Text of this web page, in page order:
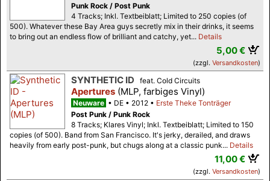
Punk Rock / Post Punk
4 Tracks; Inkl. Textbeiblatt; Limited to 250 copies (of
500). Whatever these Bay Area guys secretly mix in their drinks, it seems
to bring out an endless flow of brilliant and catchy, yet... Details
5,00 €
(zzgl. Versandkosten)
SYNTHETIC ID feat. Cold Circuits
Apertures (MLP, farbiges Vinyl)
Neuware DE 2012
Erste Theke Tonträger
Post Punk / Punk Rock
8 Tracks; Klares Vinyl; Inkl. Textbeiblatt; Limited to 150
copies (of 500). Band from San Francisco. It's jerky, derailed, and draws
heavily from early post-punk, but chugs along at a classic punk... Details
11,00 €
(zzgl. Versandkosten)